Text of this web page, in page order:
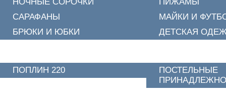
САРАФАНЫ
МАЙКИ И
БРЮКИ И ЮБКИ
ДЕТСКАЯ
ПОПЛИН 220
ПОСТЕЛЬНЫЕ